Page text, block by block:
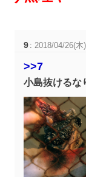
9 : 2018/04/26(
>>7
小島抜けるな